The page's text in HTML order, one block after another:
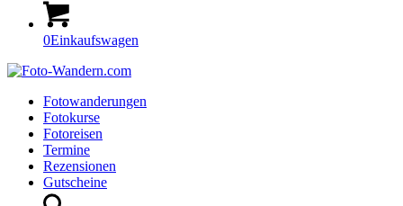
0Einkaufswagen
Fotowanderungen
Fotokurse
Fotoreisen
Termine
Rezensionen
Gutscheine